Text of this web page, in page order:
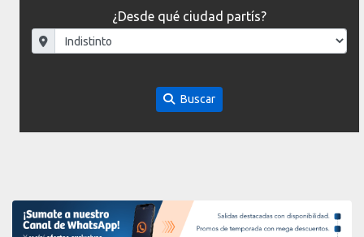
¿Desde qué ciudad partís?
Buscar